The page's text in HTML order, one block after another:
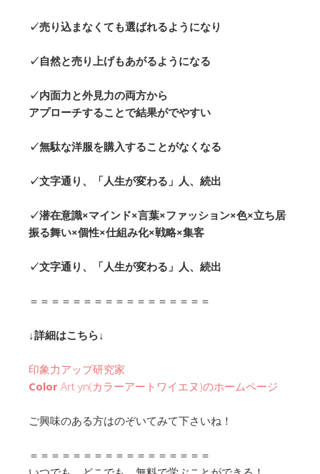
✓売り込まなくても選ばれるようになり
✓自然と売り上げもあがるようになる
✓内面力と外見力の両方から
アプローチすることで結果がでやすい
✓無駄な洋服を購入することがなくなる
✓文字通り、「人生が変わる」人、続出
✓潜在意識×マインド×言葉×ファッション×色×立ち居
振る舞い×個性×仕組み化×戦略×集客
✓文字通り、「人生が変わる」人、続出
＝＝＝＝＝＝＝＝＝＝＝＝＝＝＝＝＝
↓詳細はこちら↓
印象力アップ研究家
Color Art yn(カラーアートワイエヌ)のホームページ
ご興味のある方はのぞいてみて下さいね！
＝＝＝＝＝＝＝＝＝＝＝＝＝＝＝＝＝